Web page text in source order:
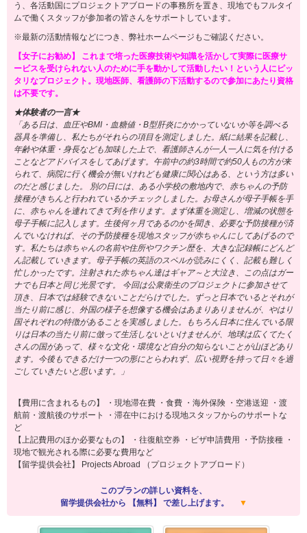
う、各活動国にプロジェクトアブロードの事務所を置き、現地でもフルタイ
ムで働くスタッフが参加者の皆さんをサポートしています。
※最新の活動情報などにつき、弊社ホームページもご確認ください。
【女子にお勧め】 これまで培った医療技術や知識を活かして実際に医療サ
ービスを受けられない人のために手を動かして活動したい！という人にピッ
タリなプロジェクト。現地医師、看護師の下活動するので参加にあたり資格
は不要です。
★体験者の一言★
「ある日は、血圧やBMI・血糖値・B型肝炎にかかっていないか等を調べる
器具を準備し、私たちがそれらの項目を測定しました。紙に結果を記載し、
年齢や体重・身長なども加味した上で、看護師さんが一人一人に気を付ける
ことなどアドバイスをしてあげます。午前中の約3時間で約50人もの方が来
られて、病院に行く機会が無いけれども健康に関心はある、という方は多い
のだと感じました。 別の日には、ある小学校の敷地内で、赤ちゃんの予防
接種がきちんと行われているかチェックしました。お母さんが母子手帳を手
に、赤ちゃんを連れてきて列を作ります。まず体重を測定し、増減の状態を
母子手帳に記入します。生後何ヶ月であるのかを聞き、必要な予防接種が済
んでいなければ、その予防接種を現地スタッフが赤ちゃんにしてあげるので
す。私たちは赤ちゃんの名前や住所やワクチン歴を、大きな記録帳にどんど
ん記載していきます。母子手帳の英語のスペルが読みにくく、記載も難しく
忙しかったです。注射された赤ちゃん達はギャア～と大泣き、この点はガー
ナでも日本と同じ光景です。 今回は公衆衛生のプロジェクトに参加させて
頂き、日本では経験できないことだらけでした。ずっと日本でいるとそれが
当たり前に感じ、外国の様子を想像する機会はあまりありませんが、やはり
国それぞれの特徴があることを実感しました。もちろん日本に住んでいる限
りは日本の当たり前に倣って生活しないといけませんが、地球は広くてたく
さんの国があって、様々な文化・環境など自分の知らないことが山ほどあり
ます。今後もできるだけ一つの形にとらわれず、広い視野を持って日々を過
ごしていきたいと思います。」
【費用に含まれるもの】 ・現地滞在費 ・食費 ・海外保険 ・空港送迎 ・渡
航前・渡航後のサポート ・滞在中における現地スタッフからのサポートな
ど
【上記費用のほか必要なもの】 ・往復航空券 ・ビザ申請費用 ・予防接種 ・
現地で観光される際に必要な費用など
【留学提供会社】 Projects Abroad （プロジェクトアブロード）
このプランの詳しい資料を、
留学提供会社から 【無料】 で差し上げます。
▼